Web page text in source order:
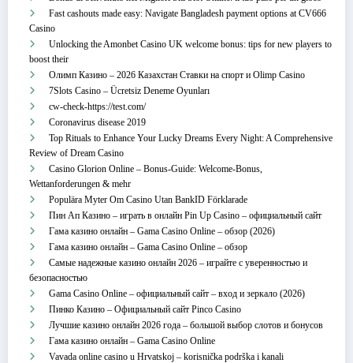
Fast cashouts made easy: Navigate Bangladesh payment options at CV666
Casino
Unlocking the Amonbet Casino UK welcome bonus: tips for new players to
boost their
Олимп Казино – 2026 Казахстан Ставки на спорт и Olimp Casino
7Slots Casino – Ücretsiz Deneme Oyunları
cw-check-https://test.com/
Coronavirus disease 2019
Top Rituals to Enhance Your Lucky Dreams Every Night: A Comprehensive
Review of Dream Casino
Casino Glorion Online – Bonus‑Guide: Welcome‑Bonus,
Wettanforderungen & mehr
Populära Myter Om Casino Utan BankID Förklarade
Пин Ап Казино – играть в онлайн Pin Up Casino – официальный сайт
Гама казино онлайн – Gama Casino Online – обзор (2026)
Гама казино онлайн – Gama Casino Online – обзор
Самые надежные казино онлайн 2026 – играйте с уверенностью и
безопасностью
Gama Casino Online – официальный сайт – вход и зеркало (2026)
Пинко Казино – Официальный сайт Pinco Casino
Лучшие казино онлайн 2026 года – большой выбор слотов и бонусов
Гама казино онлайн – Gama Casino Online
Vavada online casino u Hrvatskoj – korisnička podrška i kanali